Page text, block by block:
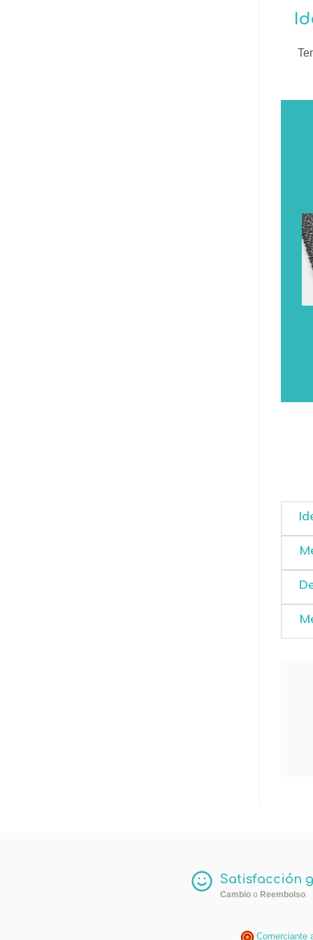
Satisfacción
Cambioo Reembolso.
Comerciante